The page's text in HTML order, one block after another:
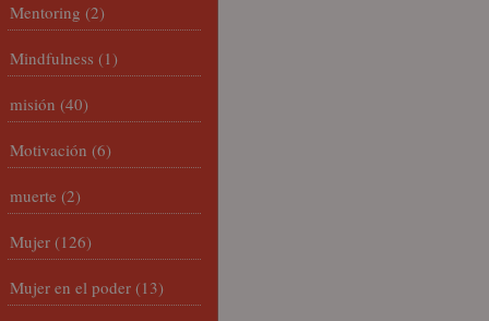
Mentoring (2)
Mindfulness (1)
misión (40)
Motivación (6)
muerte (2)
Mujer (126)
Mujer en el poder (13)